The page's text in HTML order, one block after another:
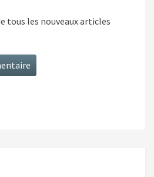
tous les nouveaux articles